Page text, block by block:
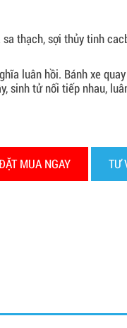
thạch, sợi thủy tinh
luân hồi. Bánh xe
sinh tử nối tiếp nhau,
MUA NGAY TƯ